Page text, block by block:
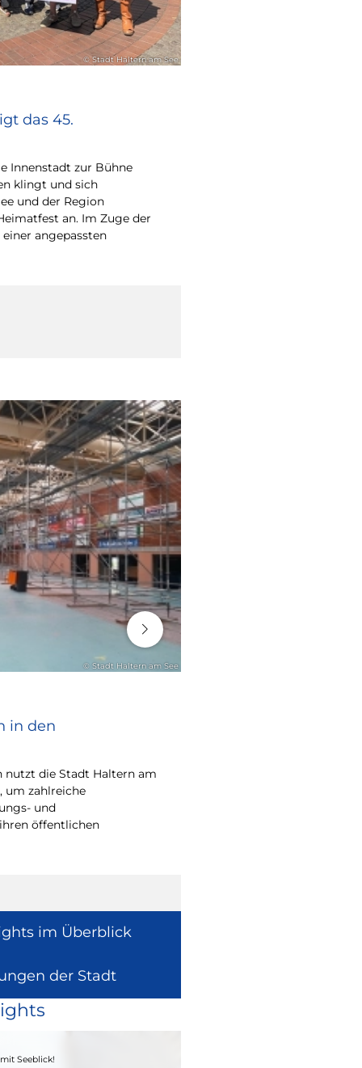
© Stadt Haltern am See
das 45.
Innenstadt zur Bühne
klingt und sich
und der Region
an. Im Zuge der
angepassten
© Stadt Haltern am See
in den
nutzt die Stadt Haltern am
um zahlreiche
und
öffentlichen
im Überblick
der Stadt
Seeblick!